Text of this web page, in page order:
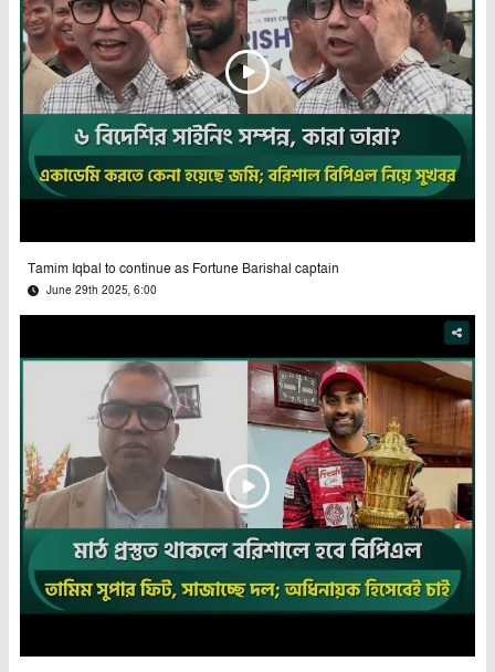
Tamim Iqbal to continue as Fortune Barishal captain
June 29th 2025, 6:00